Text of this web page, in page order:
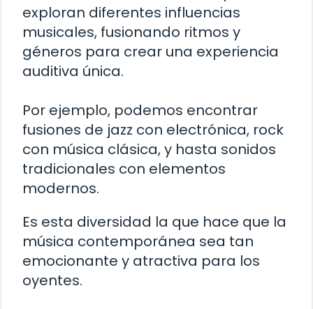
exploran diferentes influencias
musicales, fusionando ritmos y
géneros para crear una experiencia
auditiva única.
Por ejemplo, podemos encontrar
fusiones de jazz con electrónica, rock
con música clásica, y hasta sonidos
tradicionales con elementos
modernos.
Es esta diversidad la que hace que la
música contemporánea sea tan
emocionante y atractiva para los
oyentes.